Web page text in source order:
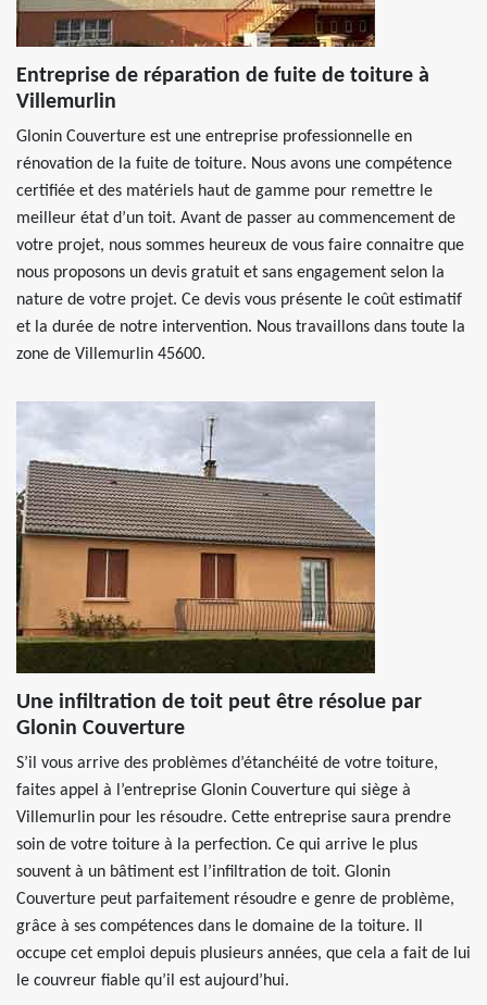
Entreprise de réparation de fuite de toiture à
Villemurlin
Glonin Couverture est une entreprise professionnelle en
rénovation de la fuite de toiture. Nous avons une compétence
certifiée et des matériels haut de gamme pour remettre le
meilleur état d’un toit. Avant de passer au commencement de
votre projet, nous sommes heureux de vous faire connaitre que
nous proposons un devis gratuit et sans engagement selon la
nature de votre projet. Ce devis vous présente le coût estimatif
et la durée de notre intervention. Nous travaillons dans toute la
zone de Villemurlin 45600.
Une infiltration de toit peut être résolue par
Glonin Couverture
S’il vous arrive des problèmes d’étanchéité de votre toiture,
faites appel à l’entreprise Glonin Couverture qui siège à
Villemurlin pour les résoudre. Cette entreprise saura prendre
soin de votre toiture à la perfection. Ce qui arrive le plus
souvent à un bâtiment est l’infiltration de toit. Glonin
Couverture peut parfaitement résoudre e genre de problème,
grâce à ses compétences dans le domaine de la toiture. Il
occupe cet emploi depuis plusieurs années, que cela a fait de lui
le couvreur fiable qu’il est aujourd’hui.